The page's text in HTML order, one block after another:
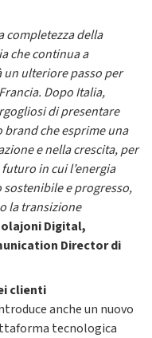
completezza della
che continua a
un ulteriore passo per
Dopo Italia,
di presentare
che esprime una
e nella crescita, per
in cui l’energia
e progresso,
la transizione
Digital,
Director di
clienti
anche un nuovo
tecnologica